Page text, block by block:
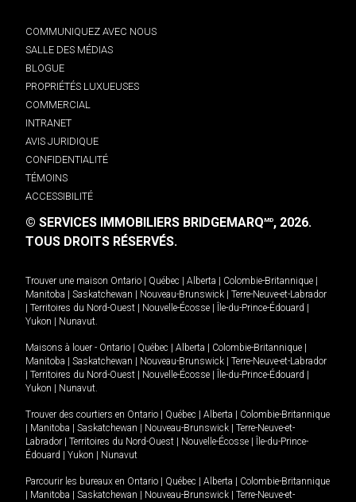
COMMUNIQUEZ AVEC NOUS
SALLE DES MÉDIAS
BLOGUE
PROPRIÉTÉS LUXUEUSES
COMMERCIAL
INTRANET
AVIS JURIDIQUE
CONFIDENTIALITÉ
TÉMOINS
ACCESSIBILITÉ
© SERVICES IMMOBILIERS BRIDGEMARQMD, 2026.
TOUS DROITS RÉSERVÉS.
Trouver une maison Ontario Québec Alberta Colombie-Britannique
Manitoba
Saskatchewan Nouveau-Brunswick
Terre-Neuve-et-Labrador
Territoires du Nord-Ouest Nouvelle-Écosse Île-du-Prince-Édouard
Yukon
Nunavut.
Maisons à louer - Ontario Québec Alberta Colombie-Britannique
Manitoba
Saskatchewan Nouveau-Brunswick
Terre-Neuve-et-Labrador
Territoires du Nord-Ouest Nouvelle-Écosse Île-du-Prince-Édouard
Yukon
Nunavut.
Trouver des courtiers en Ontario Québec Alberta
Colombie-Britannique
Manitoba Saskatchewan Nouveau-Brunswick
Terre-Neuve-et-
Labrador
Territoires du Nord-Ouest Nouvelle-Écosse
Île-du-Prince-
Édouard
Yukon Nunavut
Parcourir les bureaux en Ontario Québec Alberta
Colombie-Britannique
Manitoba Saskatchewan Nouveau-Brunswick
Terre-Neuve-et-